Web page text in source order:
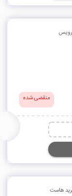
منقضی شده